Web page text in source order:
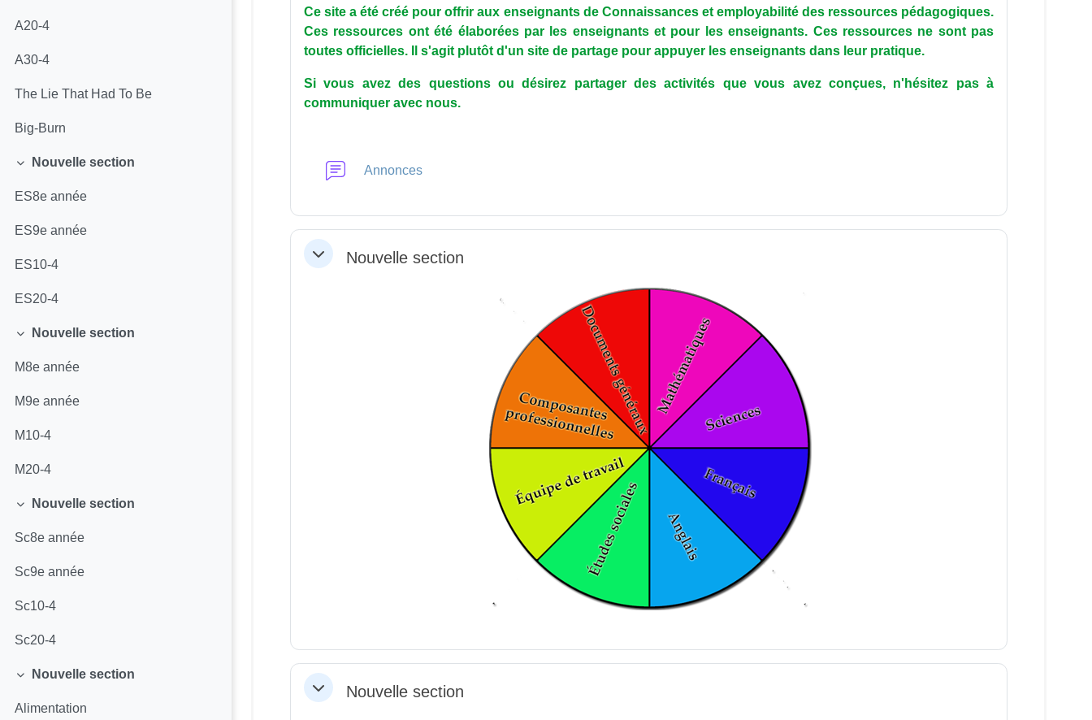
A20-4
A30-4
The Lie That Had To Be
Big-Burn
Replier
Nouvelle section
ES8e année
ES9e année
ES10-4
ES20-4
Replier
Nouvelle section
M8e année
M9e année
M10-4
M20-4
Replier
Nouvelle section
Sc8e année
Sc9e année
Sc10-4
Sc20-4
Replier
Nouvelle section
Alimentation
Ce site a été créé pour offrir aux enseignants de Connaissances et employabilité des ressources pédagogiques.
Ces ressources ont été élaborées par les enseignants et pour les enseignants. Ces ressources ne sont pas
toutes officielles. Il s'agit plutôt d'un site de partage pour appuyer les enseignants dans leur pratique.
Si vous avez des questions ou désirez partager des activités que vous avez conçues, n'hésitez pas à
communiquer avec nous.
Annonces
ReplierNouvelle section
ReplierNouvelle section